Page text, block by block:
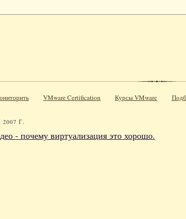
VMware Certification Курсы VMware
Г.
- почему виртуализация это хорошо.